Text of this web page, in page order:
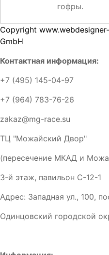
гофры.
Copyright
GmbH
Контактная информация:
+7 (495) 145-04-97
+7 (964) 783-76-26
zakaz@mg-race.su
ТЦ "Можайский Двор"
(пересечение МКАД и
3-й этаж, павильон С-12-1
Адрес: Западная ул., 100,
Одинцовский городской